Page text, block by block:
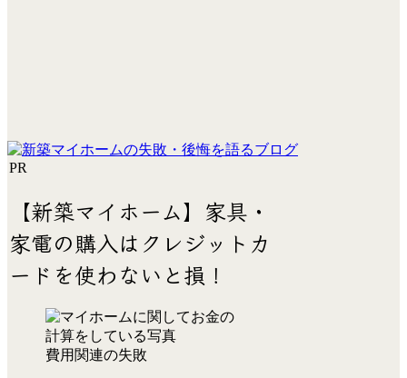
PR
【新築マイホーム】家具・
家電の購入はクレジットカ
ードを使わないと損！
費用関連の失敗